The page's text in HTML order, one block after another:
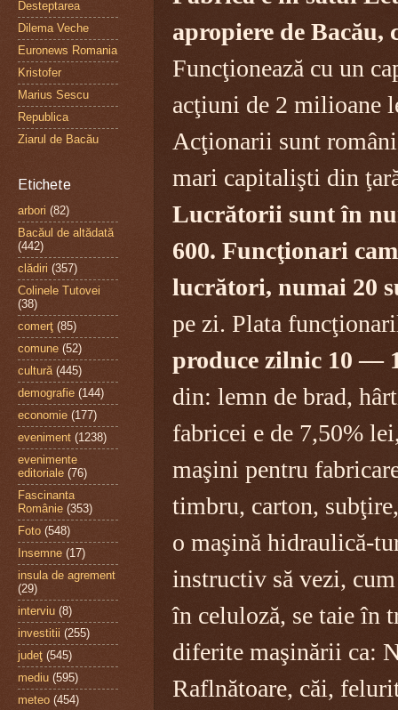
apropiere de Bacău,
Funcţionează cu un
acţiuni de 2 milioane
Acţionarii sunt
mari capitalişti din
Lucrătorii sunt în
600. Funcţionari
lucrători, numai 20
pe zi. Plata
produce zilnic 10 —
din: lemn de brad,
fabricei e de 7,50%
maşini pentru
timbru, carton,
o maşină hidraulică-
instructiv să vezi,
în celuloză, se taie în
diferite maşinării ca:
Raflnătoare, căi,
Desteptarea
Dilema Veche
Euronews Romania
Kristofer
Marius Sescu
Republica
Ziarul de Bacău
Etichete
arbori (82)
Bacăul de altădată
(442)
clădiri (357)
Colinele Tutovei
(38)
comerţ (85)
comune (52)
cultură (445)
demografie (144)
economie (177)
eveniment (1238)
evenimente
editoriale (76)
Fascinanta
Românie (353)
Foto (548)
Insemne (17)
insula de agrement
(29)
interviu (8)
investitii (255)
judeţ (545)
mediu (595)
meteo (454)